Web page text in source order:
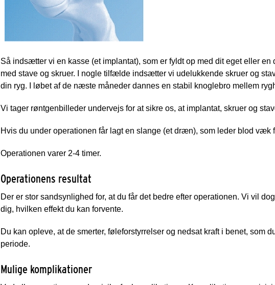
Så indsætter vi en kasse (et implantat), som er fyldt op med dit eget eller
med stave og skruer. I nogle tilfælde indsætter vi udelukkende skruer og
din ryg. I løbet af de næste måneder dannes en stabil knoglebro mellem
Vi tager røntgenbilleder undervejs for at sikre os, at implantat, skruer og
Hvis du under operationen får lagt en slange (et dræn), som leder blod væk
Operationen varer 2-4 timer.
Operationens resultat
Der er stor sandsynlighed for, at du får det bedre efter operationen. Vi vil
dig, hvilken effekt du kan forvente.
Du kan opleve, at de smerter, føleforstyrrelser og nedsat kraft i benet, som
periode.
Mulige komplikationer